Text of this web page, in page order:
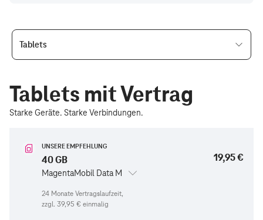
Tablets
Tablets mit Vertrag
Starke Geräte. Starke Verbindungen.
UNSERE EMPFEHLUNG
40 GB
MagentaMobil Data M
19,95 €
zzgl. 39,95 € einmalig